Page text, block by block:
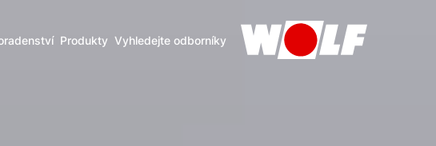
Produkty Vyhledejte odborníky